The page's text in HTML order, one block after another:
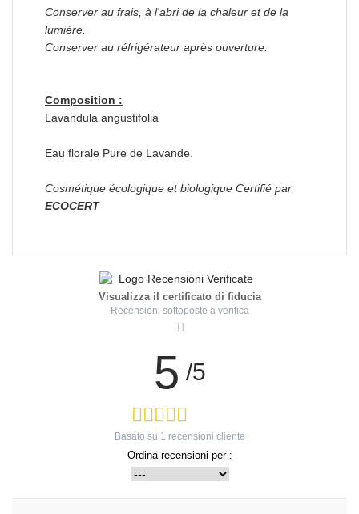
Conserver au frais, à l'abri de la chaleur et de la
lumière.
Conserver au réfrigérateur après ouverture.
Composition :
Lavandula angustifolia
Eau florale Pure de Lavande.
Cosmétique écologique et biologique Certifié par
ECOCERT
Visualizza il certificato di fiducia
Recensioni sottoposte a verifica
5 /5
Basato su 1 recensioni cliente
Ordina recensioni per :